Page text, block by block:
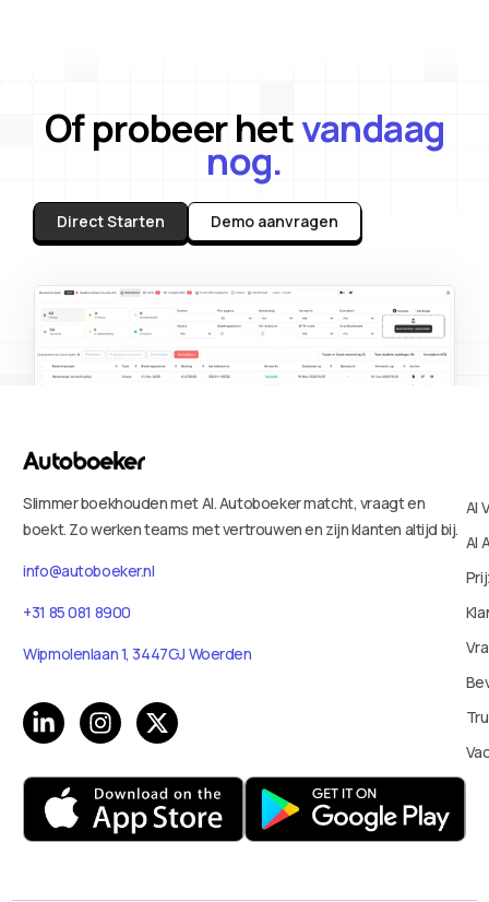
Of probeer hetvandaag
nog.
Direct Starten Demo aanvragen
Slimmer boekhouden met AI. Autoboeker matcht, vraagt en
boekt. Zo werken teams met vertrouwen en zijn klanten altijd bij.
info@autoboeker.nl
+31 85 081 8900
Wipmolenlaan 1, 3447GJ Woerden
AI
AI